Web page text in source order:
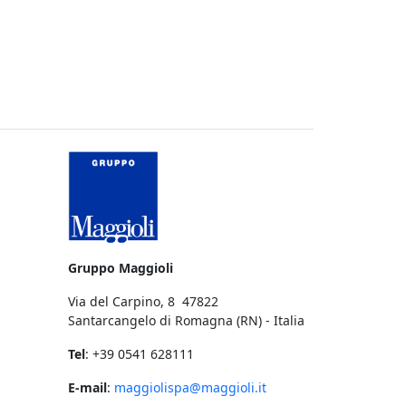
Gruppo Maggioli
Via del Carpino, 8 47822
Santarcangelo di Romagna (RN) - Italia
Tel: +39 0541 628111
E-mail: maggiolispa@maggioli.it